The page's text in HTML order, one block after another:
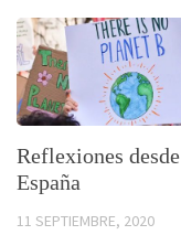
Reflexiones desde
España
11 SEPTIEMBRE, 2020